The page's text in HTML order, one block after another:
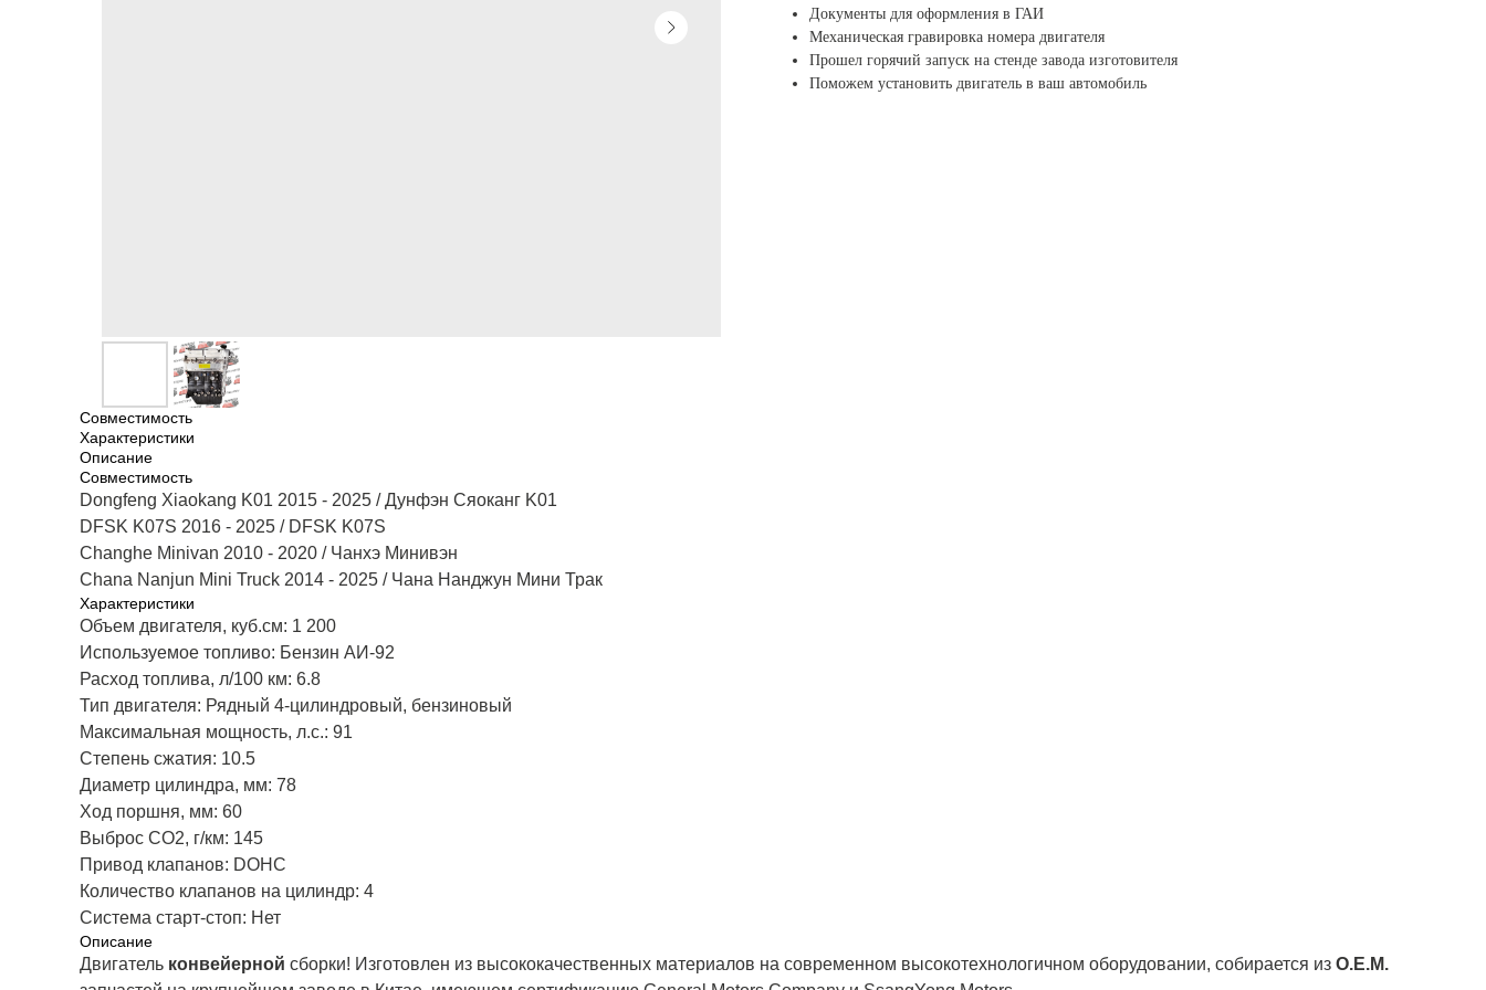
Документы для оформления в ГАИ
Механическая гравировка номера двигателя
Прошел горячий запуск на стенде завода изготовителя
Поможем установить двигатель в ваш автомобиль
Совместимость
Характеристики
Описание
Совместимость
Dongfeng Xiaokang K01 2015 - 2025 / Дунфэн Сяоканг K01​
DFSK K07S 2016 - 2025 / DFSK K07S​
Changhe Minivan 2010 - 2020 / Чанхэ Минивэн​
Chana Nanjun Mini Truck 2014 - 2025 / Чана Нанджун Мини Трак
Характеристики
Объем двигателя, куб.см: 1 200
Используемое топливо: Бензин АИ-92
Расход топлива, л/100 км: 6.8
Тип двигателя: Рядный 4‑цилиндровый, бензиновый
Максимальная мощность, л.с.: 91
Степень сжатия: 10.5
Диаметр цилиндра, мм: 78
Ход поршня, мм: 60
Выброс CO2, г/км: 145
Привод клапанов: DOHC
Количество клапанов на цилиндр: 4
Система старт-стоп: Нет
Описание
Двигатель конвейерной сборки! Изготовлен из высококачественных материалов на современном высокотехнологичном оборудовании, собирается из О.Е.М.